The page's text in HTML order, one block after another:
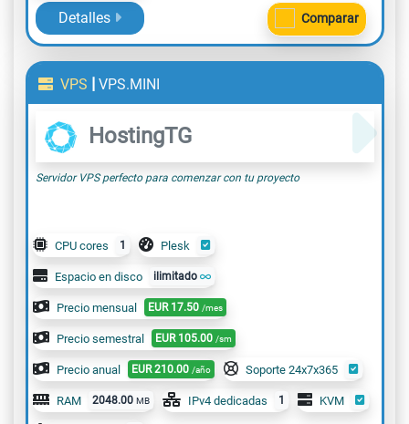
Detalles Comparar
VPS | VPS.MINI
HostingTG
Servidor VPS perfecto para comenzar con tu proyecto
CPU cores 1 Plesk
Espacio en disco ilimitado
Precio mensual EUR 17.50 /mes
Precio semestral EUR 105.00 /sm
Precio anual EUR 210.00 /año Soporte 24x7x365
RAM 2048.00 MB IPv4 dedicadas 1 KVM